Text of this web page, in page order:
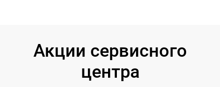
Акции сервисного
центра